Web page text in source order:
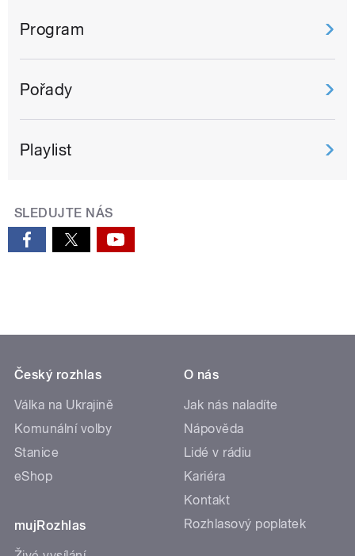
Program
Pořady
Playlist
SLEDUJTE NÁS
Český rozhlas
Válka na Ukrajině
Komunální volby
Stanice
eShop
mujRozhlas
O nás
Jak nás naladíte
Nápověda
Lidé v rádiu
Kariéra
Kontakt
Rozhlasový poplatek